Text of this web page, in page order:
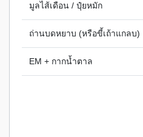
มูลไส้เดือน / ปุ๋ยหมัก
ถ่านบดหยาบ (หรือขี้เถ้าแกลบ)
EM + กากน้ำตาล